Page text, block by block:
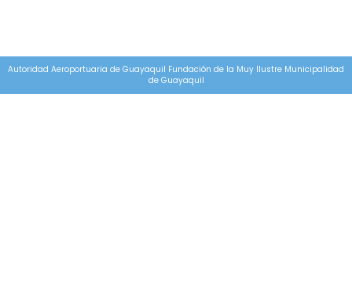
Autoridad Aeroportuaria de Guayaquil Fundación de la Muy Ilustre Municipalidad
de Guayaquil